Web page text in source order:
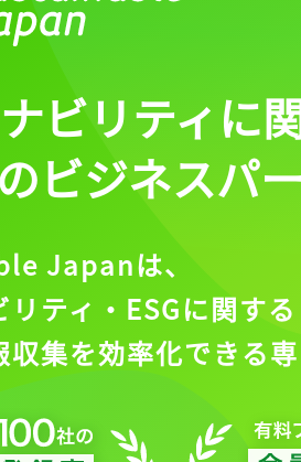
ビリティに
ビジネスパ
Japanは、
ティ・ESGに関する
収集を効率化できる